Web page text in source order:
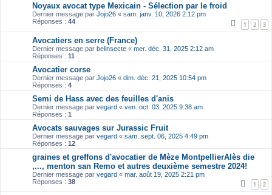
Noyaux avocat type Mexicain - Sélection par le froid
Dernier message par Jojo26 « sam. janv. 10, 2026 2:12 pm
Réponses : 44 1 2 3
Avocatiers en serre (France)
Dernier message par belinsecte « mer. déc. 31, 2025 2:12 am
Réponses : 11
Avocatier corse
Dernier message par Jojo26 « dim. déc. 21, 2025 10:54 pm
Réponses : 4
Semi de Hass avec des feuilles d'anis
Dernier message par vegard « ven. oct. 03, 2025 9:38 am
Réponses : 1
Avocats sauvages sur Jurassic Fruit
Dernier message par vegard « sam. sept. 06, 2025 4:49 pm
Réponses : 12
graines et greffons d'avocatier de Mèze MontpellierAlès die
,..., menton san Remo et autres deuxième semestre 2024!
Dernier message par vegard « mar. août 19, 2025 2:21 pm
Réponses : 38 1 2